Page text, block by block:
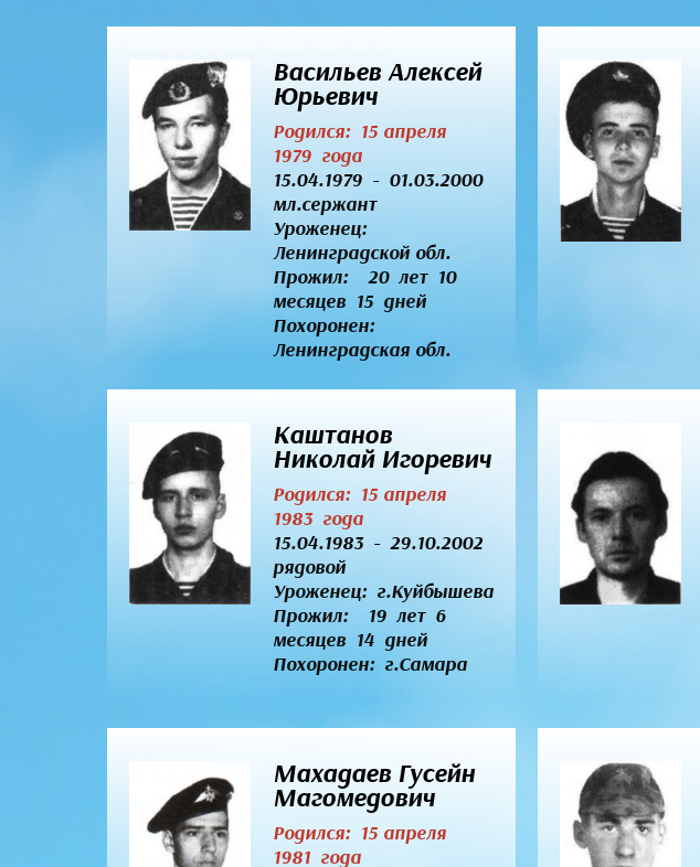
Васильев Алексей
Юрьевич
Родился: 15 апреля
1979 года
15.04.1979 - 01.03.2000
мл.сержант
Уроженец:
Ленинградской обл.
Прожил: 20 лет 10
месяцев 15 дней
Похоронен:
Ленинградская обл.
Каштанов
Николай Игоревич
Родился: 15 апреля
1983 года
15.04.1983 - 29.10.2002
рядовой
Уроженец: г.Куйбышева
Прожил: 19 лет 6
месяцев 14 дней
Похоронен: г.Самара
Махадаев Гусейн
Магомедович
Родился: 15 апреля
1981 года